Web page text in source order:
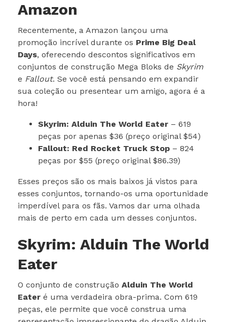
Amazon
Recentemente, a Amazon lançou uma
promoção incrível durante os Prime Big Deal
Days, oferecendo descontos significativos em
conjuntos de construção Mega Bloks de Skyrim
e Fallout. Se você está pensando em expandir
sua coleção ou presentear um amigo, agora é a
hora!
Skyrim: Alduin The World Eater – 619
peças por apenas $36 (preço original $54)
Fallout: Red Rocket Truck Stop – 824
peças por $55 (preço original $86.39)
Esses preços são os mais baixos já vistos para
esses conjuntos, tornando-os uma oportunidade
imperdível para os fãs. Vamos dar uma olhada
mais de perto em cada um desses conjuntos.
Skyrim: Alduin The World
Eater
O conjunto de construção Alduin The World
Eater é uma verdadeira obra-prima. Com 619
peças, ele permite que você construa uma